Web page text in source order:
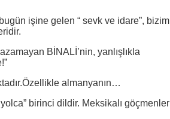
işine gelen “ sevk ve idare”, bizim
BİNALİ’nin, yanlışlıkla
almanyanın…
birinci dildir. Meksikalı göçmenler